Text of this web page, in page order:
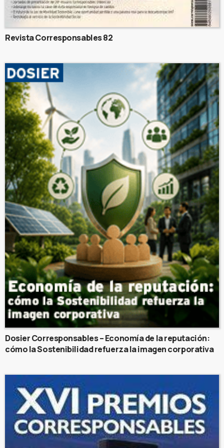
Revista Corresponsables 82
Dosier Corresponsables – Economía de la reputación:
cómo la Sostenibilidad refuerza la imagen corporativa